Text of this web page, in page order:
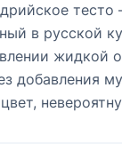
тесто
в русской
жидкой
добавления